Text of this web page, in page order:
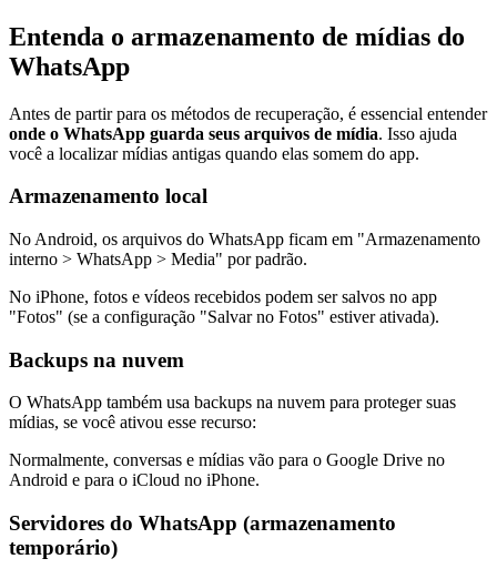
Entenda o armazenamento de mídias do
WhatsApp
Antes de partir para os métodos de recuperação, é essencial entender
onde o WhatsApp guarda seus arquivos de mídia. Isso ajuda
você a localizar mídias antigas quando elas somem do app.
Armazenamento local
No Android, os arquivos do WhatsApp ficam em "Armazenamento
interno > WhatsApp > Media" por padrão.
No iPhone, fotos e vídeos recebidos podem ser salvos no app
"Fotos" (se a configuração "Salvar no Fotos" estiver ativada).
Backups na nuvem
O WhatsApp também usa backups na nuvem para proteger suas
mídias, se você ativou esse recurso:
Normalmente, conversas e mídias vão para o Google Drive no
Android e para o iCloud no iPhone.
Servidores do WhatsApp (armazenamento
temporário)